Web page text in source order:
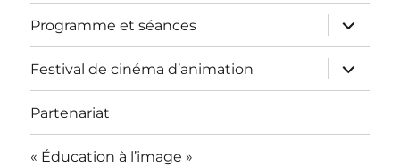
Programme et séances
ouvrir
le
sous-
menu
Festival de cinéma d’animation
ouvrir
le
sous-
Partenariat
« Éducation à l’image »